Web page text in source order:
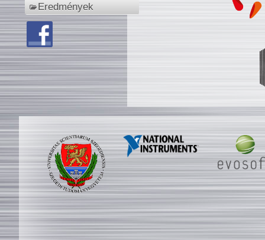
Eredmények